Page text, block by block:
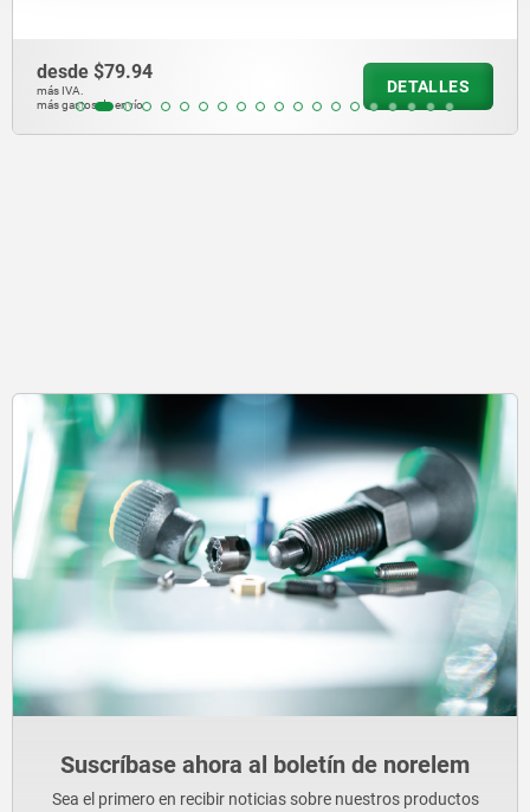
desde $79.94
más IVA.
más gastos de envío
DETALLES
Suscríbase ahora al boletín de norelem
Sea el primero en recibir noticias sobre nuestros productos